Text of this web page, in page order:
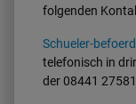
folgenden
Schueler-
telefonisch in
der 08441